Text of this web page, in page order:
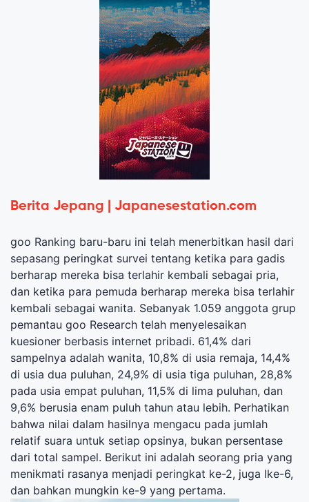
Berita Jepang | Japanesestation.com
goo Ranking baru-baru ini telah menerbitkan hasil dari
sepasang peringkat survei tentang ketika para gadis
berharap mereka bisa terlahir kembali sebagai pria,
dan ketika para pemuda berharap mereka bisa terlahir
kembali sebagai wanita. Sebanyak 1.059 anggota grup
pemantau goo Research telah menyelesaikan
kuesioner berbasis internet pribadi. 61,4% dari
sampelnya adalah wanita, 10,8% di usia remaja, 14,4%
di usia dua puluhan, 24,9% di usia tiga puluhan, 28,8%
pada usia empat puluhan, 11,5% di lima puluhan, dan
9,6% berusia enam puluh tahun atau lebih. Perhatikan
bahwa nilai dalam hasilnya mengacu pada jumlah
relatif suara untuk setiap opsinya, bukan persentase
dari total sampel. Berikut ini adalah seorang pria yang
menikmati rasanya menjadi peringkat ke-2, juga lke-6,
dan bahkan mungkin ke-9 yang pertama.